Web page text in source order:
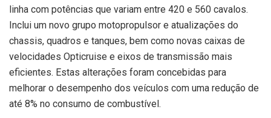
linha com potências que variam entre 420 e 560 cavalos.
Inclui um novo grupo motopropulsor e atualizações do
chassis, quadros e tanques, bem como novas caixas de
velocidades Opticruise e eixos de transmissão mais
eficientes. Estas alterações foram concebidas para
melhorar o desempenho dos veículos com uma redução de
até 8% no consumo de combustível.